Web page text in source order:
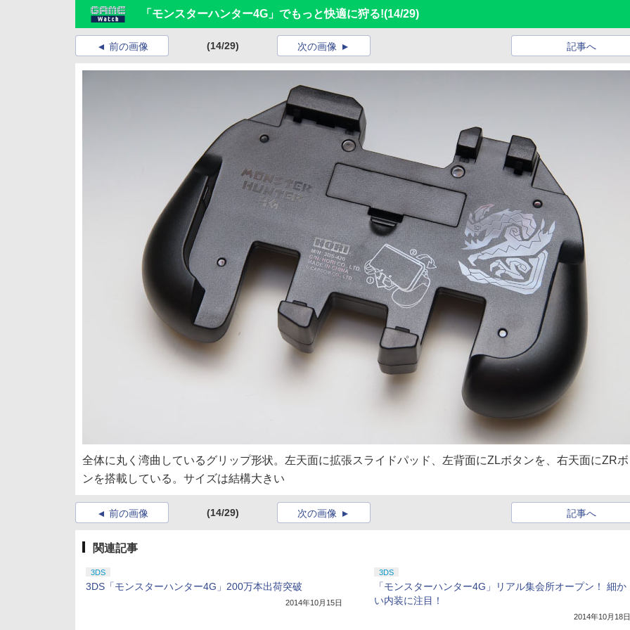
「モンスターハンター4G」でもっと快適に狩る!(14/29)
前の画像 (14/29) 記事へ
次の画像
全体に丸く湾曲しているグリップ形状。左天面に拡張スライドパッド、左背面にZLボタンを、右天面にZR
ンを搭載している。サイズは結構大きい
前の画像 (14/29) 記事へ
次の画像
関連記事
3DS
3DS「モンスターハンター4G」200万本出荷突破
2014年10月15日
3DS
「モンスターハンター4G」リアル集会所オープン！ 細か
い内装に注目！
2014年10月18日